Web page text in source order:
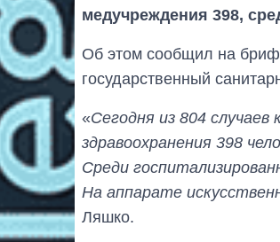
медучреждения 398,
Об этом сообщил на
государственный
«Сегодня из 804 случаев
здравоохранения 398
Среди
На аппарате
Ляшко.